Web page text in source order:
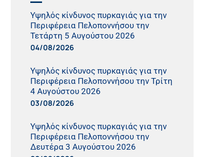
Υψηλός κίνδυνος πυρκαγιάς για την
Περιφέρεια Πελοποννήσου την
Τετάρτη 5 Αυγούστου 2026
04/08/2026
Υψηλός κίνδυνος πυρκαγιάς για την
Περιφέρεια Πελοποννήσου την Τρίτη
4 Αυγούστου 2026
03/08/2026
Υψηλός κίνδυνος πυρκαγιάς για την
Περιφέρεια Πελοποννήσου την
Δευτέρα 3 Αυγούστου 2026